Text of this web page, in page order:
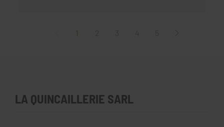
1
LA QUINCAILLERIE SARL